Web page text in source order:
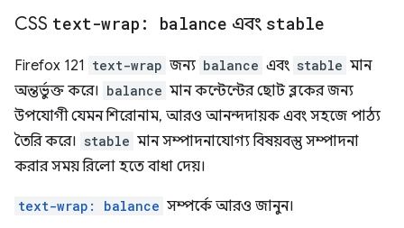
CSS text-wrap: balance এবং stable
Firefox 121 text-wrap জন্য balance এবং stable মান
অন্তর্ভুক্ত করে। balance মান কন্টেন্টের ছোট ব্লকের জন্য
উপযোগী যেমন শিরোনাম, আরও আনন্দদায়ক এবং সহজে পাঠ্য
তৈরি করে। stable মান সম্পাদনাযোগ্য বিষয়বস্তু সম্পাদনা
করার সময় রিলো হতে বাধা দেয়।
text-wrap: balance সম্পর্কে আরও জানুন।